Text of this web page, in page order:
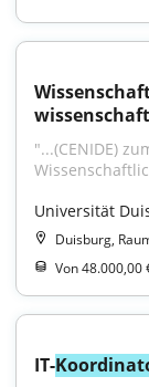
"...(CENIDE)
Universität
Duisburg,
Von 48.000,00
IT-